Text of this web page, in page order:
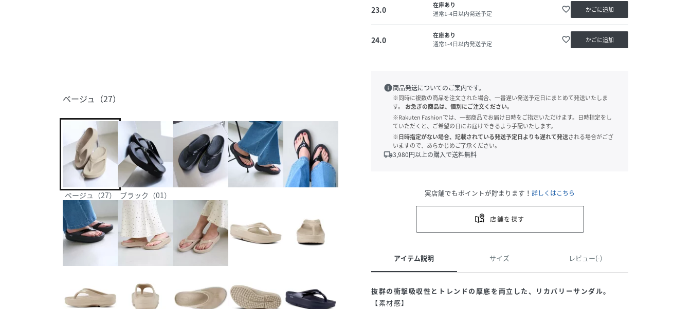
ベージュ（27）
ベージュ（27） ブラック（01）
23.0
在庫あり
通常1-4日以内発送予定
favorite_border かごに追加
24.0
在庫あり
通常1-4日以内発送予定
favorite_border かごに追加
info商品発送についてのご案内です。
※同時に複数の商品を注文された場合、一番遅い発送予定日にまとめて発送いたしま
す。
お急ぎの商品は、個別にご注文ください。
※Rakuten Fashionでは、一部商品でお届け日時をご指定いただけます。日時指定をし
ていただくと、ご希望の日にお届けできるよう手配いたします。
※日時指定がない場合、記載されている発送予定日よりも遅れて発送される場合がござ
いますので、あらかじめご了承ください。
local_shipping3,980円以上の購入で送料無料
実店舗でもポイントが貯まります！ 詳しくはこちら
店舗を探す
アイテム説明 サイズ レビュー(-)
抜群の衝撃吸収性とトレンドの厚底を両立した、リカバリーサンダル。
【素材感】